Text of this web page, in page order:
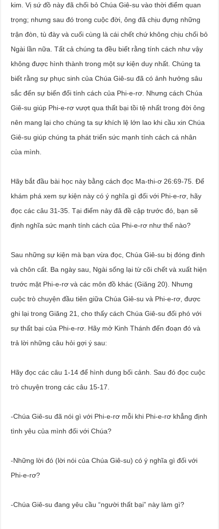
kim. Vị sứ đồ này đã chối bỏ Chúa Giê-su vào thời điểm quan
trọng; nhưng sau đó trong cuộc đời, ông đã chịu đựng những
trận đòn, tù đày và cuối cùng là cái chết chứ không chịu chối bỏ
Ngài lần nữa. Tất cả chúng ta đều biết rằng tính cách như vậy
không được hình thành trong một sự kiện duy nhất. Chúng ta
biết rằng sự phục sinh của Chúa Giê-su đã có ảnh hưởng sâu
sắc đến sự biến đổi tính cách của Phi-e-rơ. Nhưng cách Chúa
Giê-su giúp Phi-e-rơ vượt qua thất bại tồi tệ nhất trong đời ông
nên mang lại cho chúng ta sự khích lệ lớn lao khi cầu xin Chúa
Giê-su giúp chúng ta phát triển sức mạnh tính cách cá nhân
của mình.
Hãy bắt đầu bài học này bằng cách đọc Ma-thi-ơ 26:69-75. Để
khám phá xem sự kiện này có ý nghĩa gì đối với Phi-e-rơ, hãy
đọc các câu 31-35. Tại điểm này đã đề cập trước đó, bạn sẽ
định nghĩa sức mạnh tính cách của Phi-e-rơ như thế nào?
Sau những sự kiện mà bạn vừa đọc, Chúa Giê-su bị đóng đinh
và chôn cất. Ba ngày sau, Ngài sống lại từ cõi chết và xuất hiện
trước mặt Phi-e-rơ và các môn đồ khác (Giăng 20). Nhưng
cuộc trò chuyện đầu tiên giữa Chúa Giê-su và Phi-e-rơ, được
ghi lại trong Giăng 21, cho thấy cách Chúa Giê-su đối phó với
sự thất bại của Phi-e-rơ. Hãy mở Kinh Thánh đến đoạn đó và
trả lời những câu hỏi gợi ý sau:
Hãy đọc các câu 1-14 để hình dung bối cảnh. Sau đó đọc cuộc
trò chuyện trong các câu 15-17.
-Chúa Giê-su đã nói gì với Phi-e-rơ mỗi khi Phi-e-rơ khẳng định
tình yêu của mình đối với Chúa?
-Những lời đó (lời nói của Chúa Giê-su) có ý nghĩa gì đối với
Phi-e-rơ?
-Chúa Giê-su đang yêu cầu “người thất bại” này làm gì?